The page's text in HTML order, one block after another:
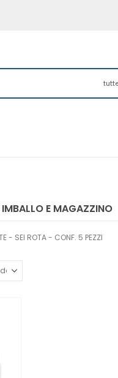
IMBALLO E MAGAZZINO
- SEI ROTA - CONF. 5 PEZZI